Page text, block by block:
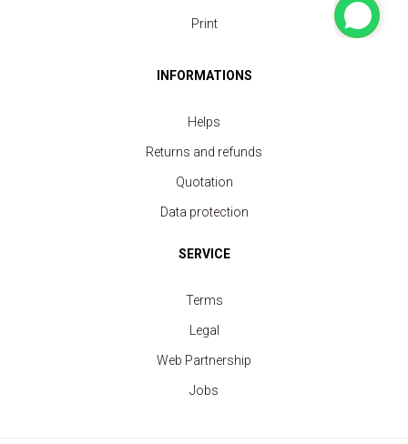
Print
INFORMATIONS
Helps
Returns and refunds
Quotation
Data protection
SERVICE
Terms
Legal
Web Partnership
Jobs